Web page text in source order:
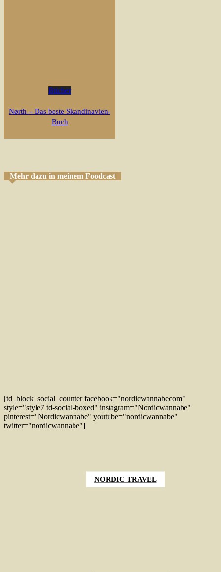
Bücher
Nørth – Das beste Skandinavien-
Buch
Mehr dazu in meinem Foodcast
[td_block_social_counter facebook="nordicwannabecom"
style="style7 td-social-boxed" instagram="Nordicwannabe"
pinterest="Nordicwannabe" youtube="nordicwannabe"
twitter="nordicwannabe"]
NORDIC TRAVEL